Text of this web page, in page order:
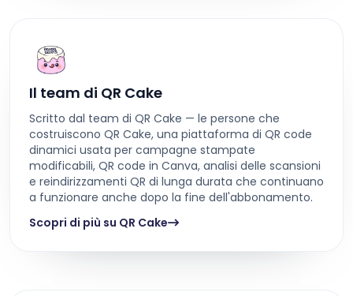
Il team di QR Cake
Scritto dal team di QR Cake — le persone che
costruiscono QR Cake, una piattaforma di QR code
dinamici usata per campagne stampate
modificabili, QR code in Canva, analisi delle scansioni
e reindirizzamenti QR di lunga durata che continuano
a funzionare anche dopo la fine dell'abbonamento.
Scopri di più su QR Cake